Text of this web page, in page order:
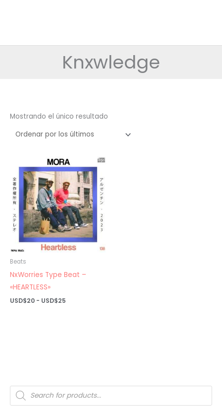
Knxwledge
Búsqueda
de
productos
Mostrando el único resultado
Beats
NxWorries Type Beat –
«HEARTLESS»
USD$20 - USD$25